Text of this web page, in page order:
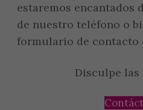
estaremos encantados
de nuestro teléfono o
formulario de contacto
Disculpe las